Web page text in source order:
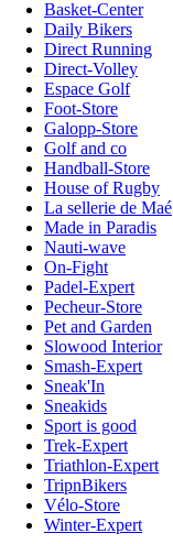
Basket-Center
Daily Bikers
Direct Running
Direct-Volley
Espace Golf
Foot-Store
Galopp-Store
Golf and co
Handball-Store
House of Rugby
La sellerie de Maé
Made in Paradis
Nauti-wave
On-Fight
Padel-Expert
Pecheur-Store
Pet and Garden
Slowood Interior
Smash-Expert
Sneak'In
Sneakids
Sport is good
Trek-Expert
Triathlon-Expert
TripnBikers
Vélo-Store
Winter-Expert